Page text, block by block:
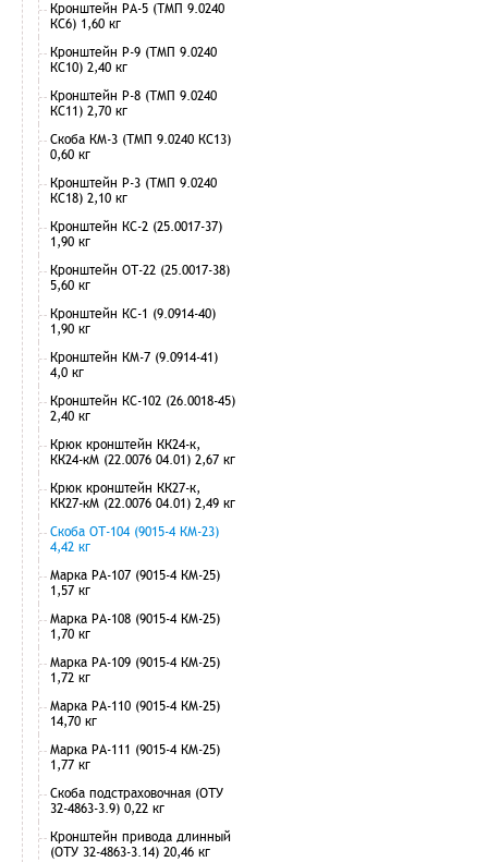
Кронштейн РА-5 (ТМП 9.0240
КС6) 1,60 кг
Кронштейн Р-9 (ТМП 9.0240
КС10) 2,40 кг
Кронштейн Р-8 (ТМП 9.0240
КС11) 2,70 кг
Скоба КМ-3 (ТМП 9.0240 КС13)
0,60 кг
Кронштейн Р-3 (ТМП 9.0240
КС18) 2,10 кг
Кронштейн КС-2 (25.0017-37)
1,90 кг
Кронштейн ОТ-22 (25.0017-38)
5,60 кг
Кронштейн КС-1 (9.0914-40)
1,90 кг
Кронштейн КМ-7 (9.0914-41)
4,0 кг
Кронштейн КС-102 (26.0018-45)
2,40 кг
Крюк кронштейн КК24-к,
КК24-кМ (22.0076 04.01) 2,67 кг
Крюк кронштейн КК27-к,
КК27-кМ (22.0076 04.01) 2,49 кг
Скоба ОТ-104 (9015-4 КМ-23)
4,42 кг
Марка РА-107 (9015-4 КМ-25)
1,57 кг
Марка РА-108 (9015-4 КМ-25)
1,70 кг
Марка РА-109 (9015-4 КМ-25)
1,72 кг
Марка РА-110 (9015-4 КМ-25)
14,70 кг
Марка РА-111 (9015-4 КМ-25)
1,77 кг
Скоба подстраховочная (ОТУ
32-4863-3.9) 0,22 кг
Кронштейн привода длинный
(ОТУ 32-4863-3.14) 20,46 кг